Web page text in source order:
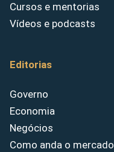
Cursos e mentorias
Vídeos e podcasts
Editorias
Governo
Economia
Negócios
Como anda o mercado